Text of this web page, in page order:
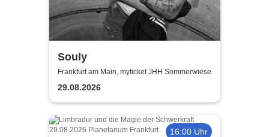
Souly
Frankfurt am Main, myticket JHH Sommerwiese
29.08.2026
16:00 Uhr